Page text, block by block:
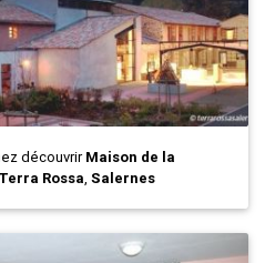
découvrirMaison de la
Rossa, Salernes